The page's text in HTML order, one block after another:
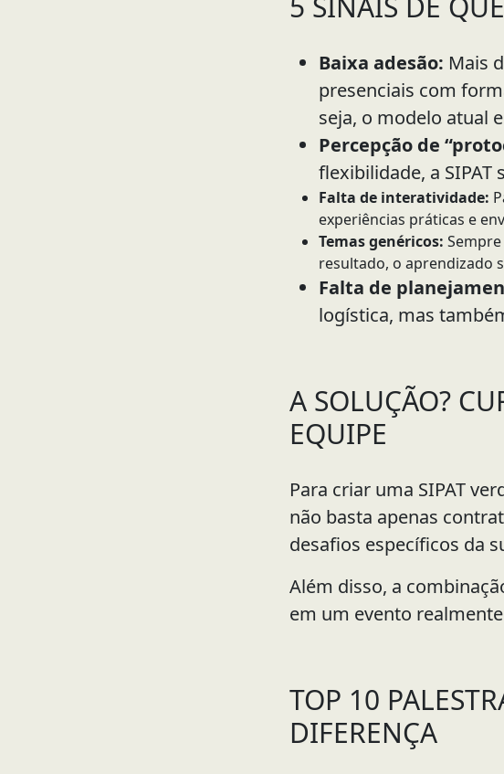
Baixa adesão: Mais
presenciais com
seja, o modelo atual
Percepção de
flexibilidade, a
Falta de interatividade:
experiências práticas e
Temas genéricos:
resultado, o aprendizado
Falta de
logística, mas
A SOLUÇÃO?
EQUIPE
Para criar uma SIPAT
não basta apenas
desafios específicos da
Além disso, a
em um evento
TOP 10
DIFERENÇA